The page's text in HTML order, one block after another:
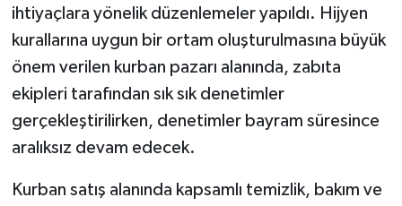
ihtiyaçlara yönelik düzenlemeler yapıldı. Hijyen
kurallarına uygun bir ortam oluşturulmasına büyük
önem verilen kurban pazarı alanında, zabıta
ekipleri tarafından sık sık denetimler
gerçekleştirilirken, denetimler bayram süresince
aralıksız devam edecek.
Kurban satış alanında kapsamlı temizlik, bakım ve